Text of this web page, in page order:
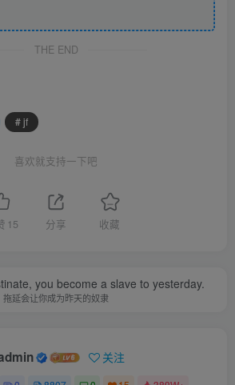
THE END
# jf
喜欢就支持一下吧
15 分享 收藏
you become a slave to yesterday.
拖延会让你成为昨天的奴隶
关注